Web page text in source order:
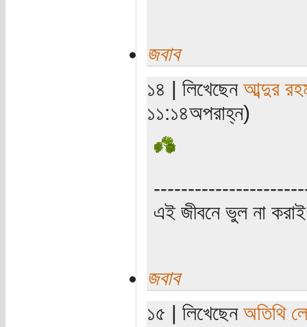
জবাব
১৪ | লিখেছেন আব্দুর
১১:১৪অপরাহ্ন)
এই জীবনে ভুল না
জবাব
১৫ | লিখেছেন অতিথি